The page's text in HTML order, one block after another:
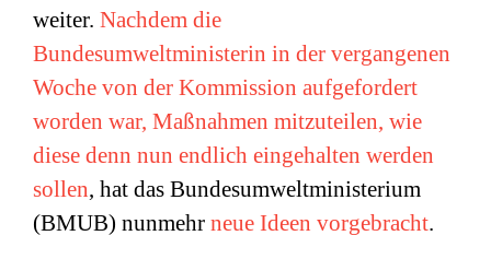
weiter. Nachdem die
Bundesumweltministerin in der vergangenen
Woche von der Kommission aufgefordert
worden war, Maßnahmen mitzuteilen, wie
diese denn nun endlich eingehalten werden
sollen, hat das Bundesumweltministerium
(BMUB) nunmehr neue Ideen vorgebracht.